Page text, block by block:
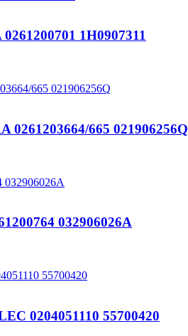
1H0907311
665 021906256Q
032906026A
0204051110 55700420